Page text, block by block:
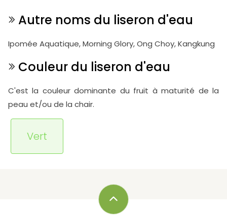
Autre noms du liseron d'eau
Ipomée Aquatique, Morning Glory, Ong Choy, Kangkung
Couleur du liseron d'eau
C'est la couleur dominante du fruit à maturité de la
peau et/ou de la chair.
Vert